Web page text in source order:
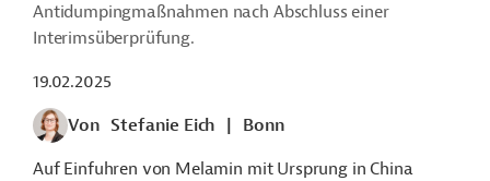
Antidumpingmaßnahmen nach Abschluss einer
Interimsüberprüfung.
19.02.2025
Von Stefanie Eich
Bonn
Auf Einfuhren von Melamin mit Ursprung in China